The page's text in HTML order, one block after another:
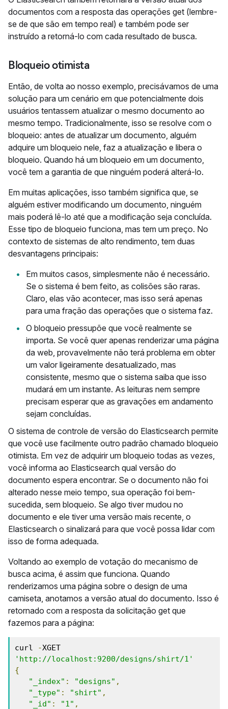
documentos com a resposta das operações get (lembre-
se de que são em tempo real) e também pode ser
instruído a retorná-lo com cada resultado de busca.
Bloqueio otimista
Então, de volta ao nosso exemplo, precisávamos de uma
solução para um cenário em que potencialmente dois
usuários tentassem atualizar o mesmo documento ao
mesmo tempo. Tradicionalmente, isso se resolve com o
bloqueio: antes de atualizar um documento, alguém
adquire um bloqueio nele, faz a atualização e libera o
bloqueio. Quando há um bloqueio em um documento,
você tem a garantia de que ninguém poderá alterá-lo.
Em muitas aplicações, isso também significa que, se
alguém estiver modificando um documento, ninguém
mais poderá lê-lo até que a modificação seja concluída.
Esse tipo de bloqueio funciona, mas tem um preço. No
contexto de sistemas de alto rendimento, tem duas
desvantagens principais:
Em muitos casos, simplesmente não é necessário.
Se o sistema é bem feito, as colisões são raras.
Claro, elas vão acontecer, mas isso será apenas
para uma fração das operações que o sistema faz.
O bloqueio pressupõe que você realmente se
importa. Se você quer apenas renderizar uma página
da web, provavelmente não terá problema em obter
um valor ligeiramente desatualizado, mas
consistente, mesmo que o sistema saiba que isso
mudará em um instante. As leituras nem sempre
precisam esperar que as gravações em andamento
sejam concluídas.
O sistema de controle de versão do Elasticsearch permite
que você use facilmente outro padrão chamado bloqueio
otimista. Em vez de adquirir um bloqueio todas as vezes,
você informa ao Elasticsearch qual versão do
documento espera encontrar. Se o documento não foi
alterado nesse meio tempo, sua operação foi bem-
sucedida, sem bloqueio. Se algo tiver mudou no
documento e ele tiver uma versão mais recente, o
Elasticsearch o sinalizará para que você possa lidar com
isso de forma adequada.
Voltando ao exemplo de votação do mecanismo de
busca acima, é assim que funciona. Quando
renderizamos uma página sobre o design de uma
camiseta, anotamos a versão atual do documento. Isso é
retornado com a resposta da solicitação get que
fazemos para a página:
curl -
'http://localhost:9200/designs/shirt/1'
{
"_index" : "designs" ,
"_type" : "shirt" ,
"_id" : "1" ,